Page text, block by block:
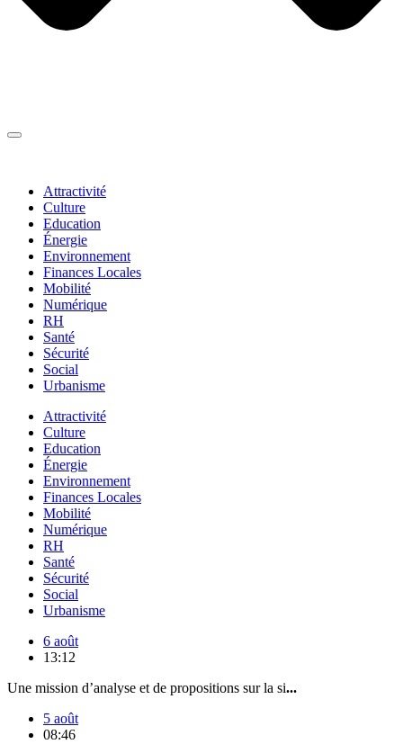
Attractivité
Culture
Education
Énergie
Environnement
Finances Locales
Mobilité
Numérique
RH
Santé
Sécurité
Social
Urbanisme
Attractivité
Culture
Education
Énergie
Environnement
Finances Locales
Mobilité
Numérique
RH
Santé
Sécurité
Social
Urbanisme
6 août
13:12
Une mission d’analyse et de propositions sur la si...
5 août
08:46